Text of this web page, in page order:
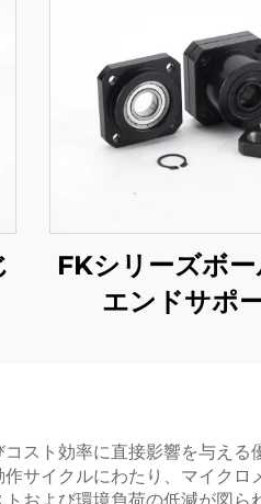
FKシリーズボ
エンドサポ
スト効率に直接影響を与え
サイクルにわたり、マイク